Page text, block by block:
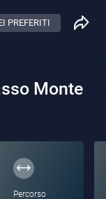
PREFERITI
Monte
Percorso